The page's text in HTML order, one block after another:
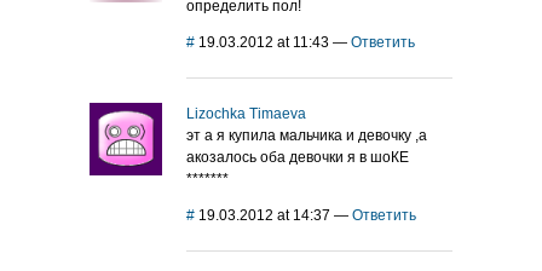
определить пол!
# 19.03.2012 at 11:43 — Ответить
Lizochka Timaeva
эт а я купила мальчика и девочку ,а
акозалось оба девочки я в шоКЕ
*******
# 19.03.2012 at 14:37 — Ответить